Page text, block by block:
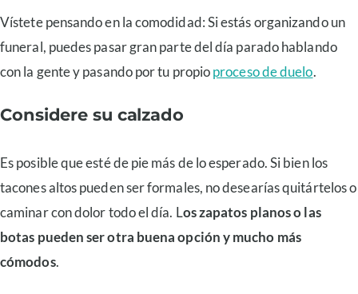
Vístete pensando en la comodidad: Si estás organizando un
funeral, puedes pasar gran parte del día parado hablando
con la gente y pasando por tu propioproceso de duelo.
Considere su calzado
Es posible que esté de pie más de lo esperado. Si bien los
tacones altos pueden ser formales, no desearías quitártelos o
caminar con dolor todo el día. Los zapatos planos o las
botas pueden ser otra buena opción y mucho más
cómodos.